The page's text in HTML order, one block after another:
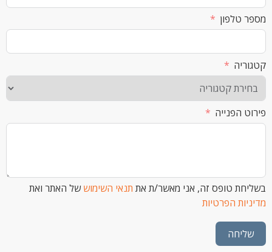
טופס זה, אני מאשר/ת אתתנאי השימוש של האתר ואת
הפרטיות